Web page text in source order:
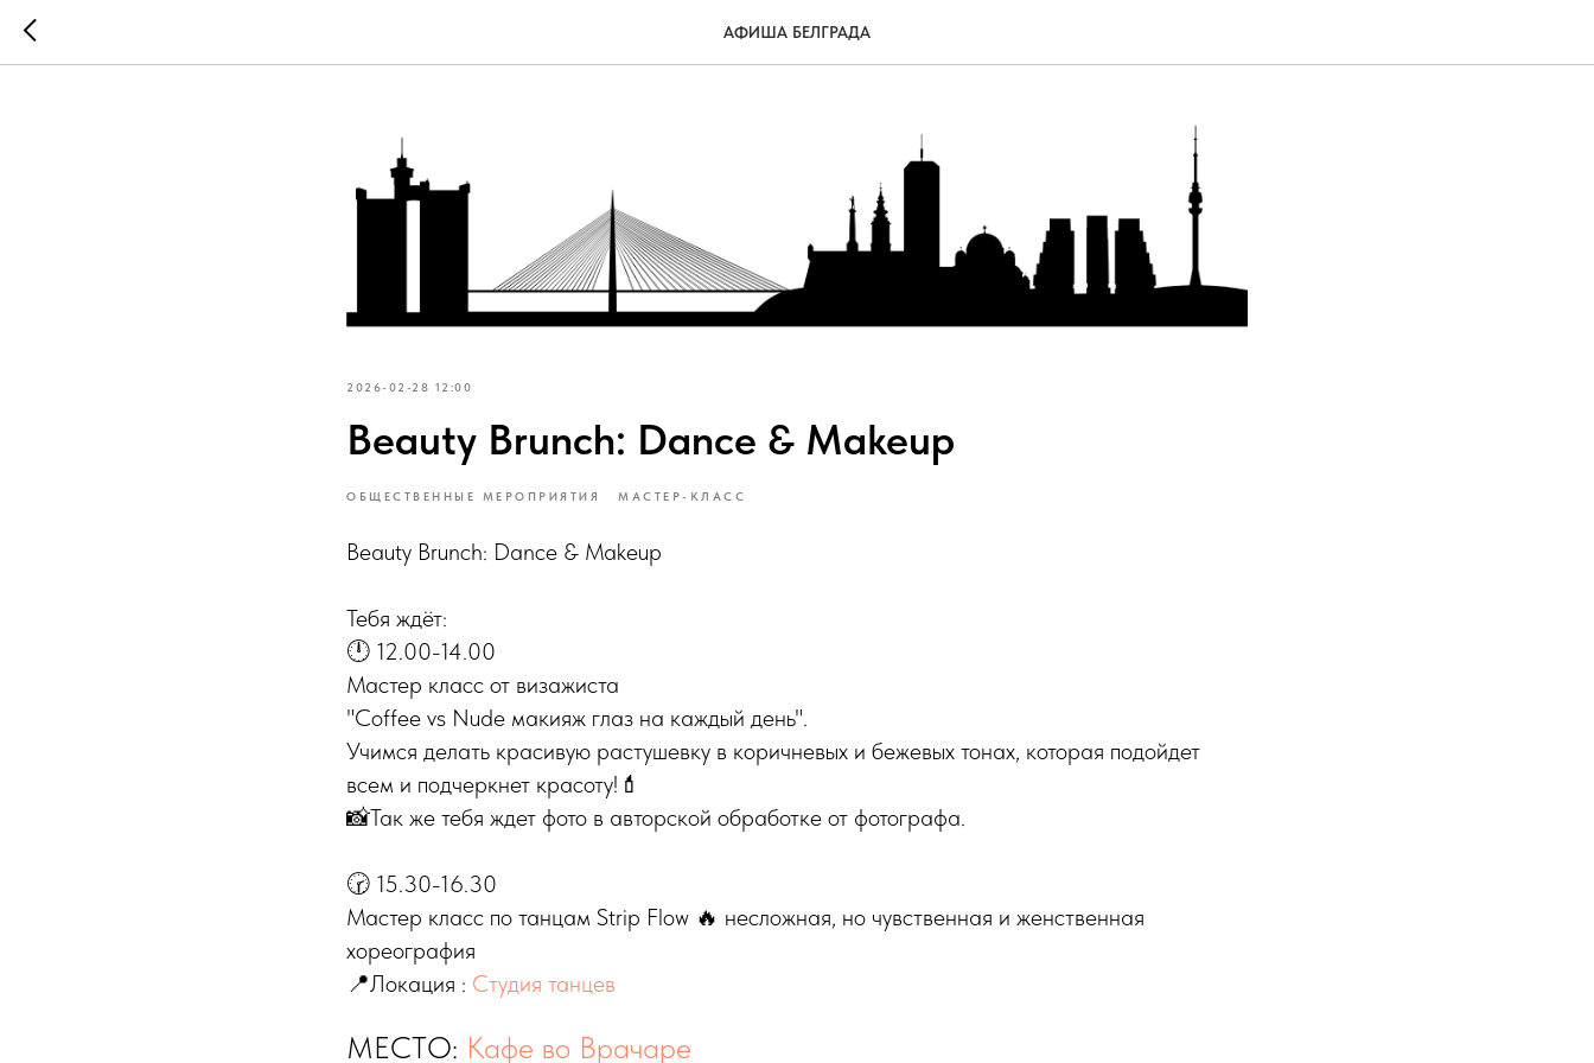
АФИША БЕЛГРАДА
2026-02-28 12:00
Beauty Brunch: Dance & Makeup
ОБЩЕСТВЕННЫЕ МЕРОПРИЯТИЯ МАСТЕР-КЛАСС
Beauty Brunch: Dance & Makeup
Тебя ждёт:
🕛 12.00-14.00
Мастер класс от визажиста
"Coffee vs Nude макияж глаз на каждый день".
Учимся делать красивую растушевку в коричневых и бежевых тонах, которая подойдет
всем и подчеркнет красоту!💄
📸Так же тебя ждет фото в авторской обработке от фотографа.
🕝 15.30-16.30
Мастер класс по танцам Strip Flow 🔥 несложная, но чувственная и женственная
хореография
📍Локация : Студия танцев
МЕСТО: Кафе во Врачаре